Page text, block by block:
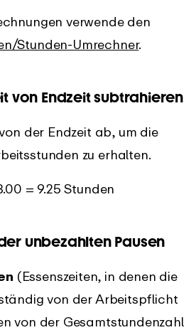
verwende den
Stunden-Umrechner.
von Endzeit subtrahieren
der Endzeit ab, um die
zu erhalten.
= 9.25 Stunden
unbezahlten Pausen
(Essenszeiten, in denen die
von der Arbeitspflicht
von der Gesamtstundenzahl